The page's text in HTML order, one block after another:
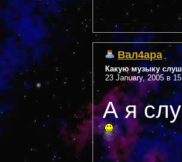
Вал4ара
Какую музыку
23 January, 2005 в
А я